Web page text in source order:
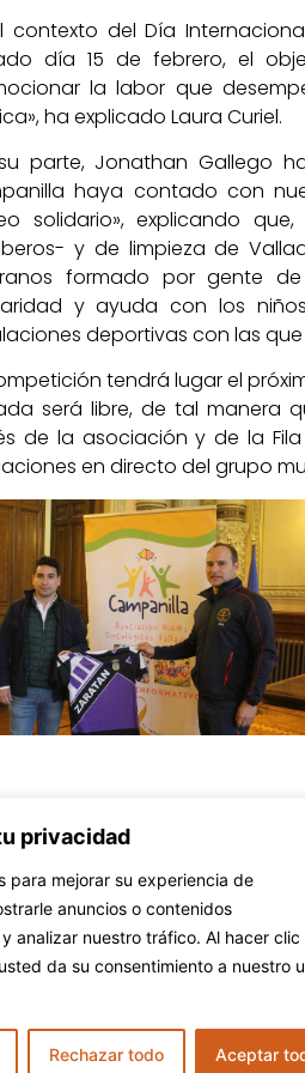
privacidad
para mejorar su experiencia de
anuncios o contenidos
analizar nuestro tráfico. Al hacer clic
da su consentimiento a nuestro
Rechazar todo Aceptar
contexto del Día
día 15 de febrero, el
la labor que
ha explicado Laura Curiel.
parte, Jonathan Gallego
haya contado con
solidario», explicando
y de limpieza de
formado por gente
y ayuda con los
deportivas con las
tendrá lugar el
será libre, de tal manera
de la asociación y de la
en directo del grupo